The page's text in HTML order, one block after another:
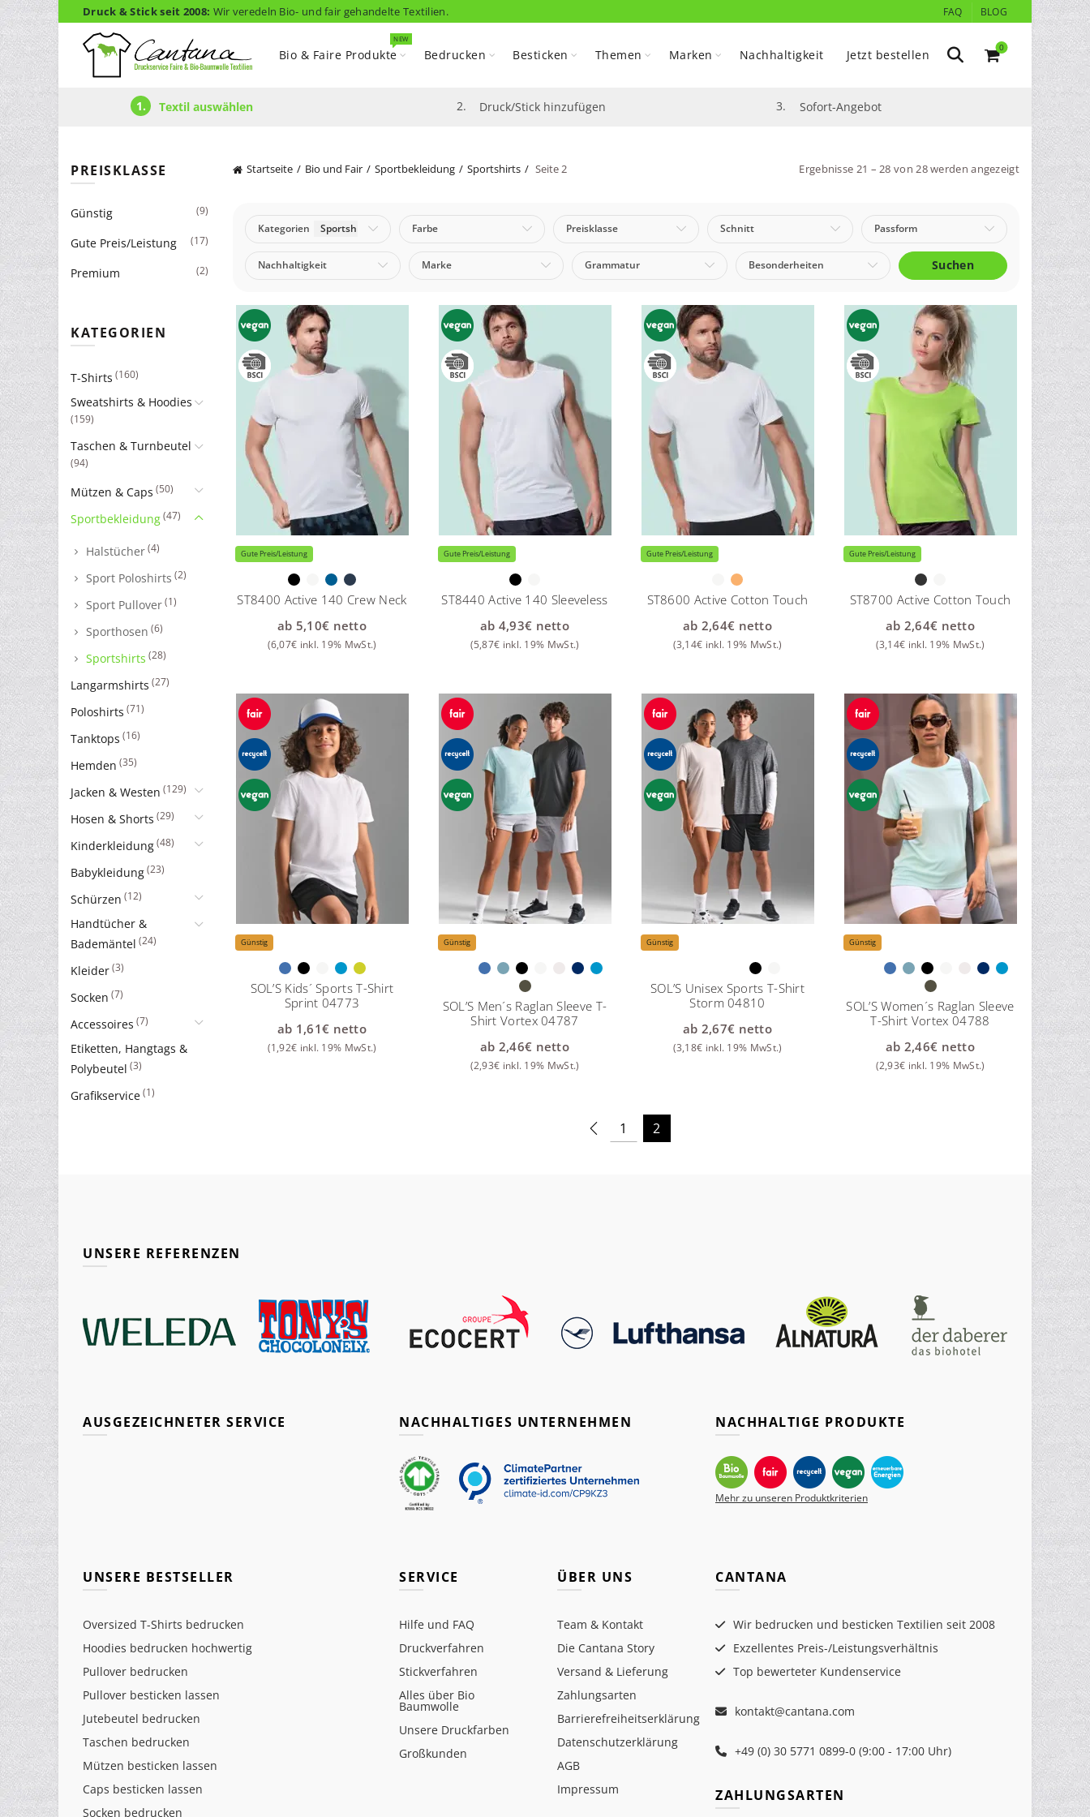
Druck & Stick seit 2008: Wir veredeln Bio- und fair gehandelte Textilien. FAQ BLOG
Bio & Faire Produkte
NEW
Bedrucken Besticken Themen Marken Nachhaltigkeit Jetzt bestellen 0
1. Textil auswählen 2. Druck/Stick hinzufügen 3. Sofort-Angebot
Startseite Bio und Fair Sportbekleidung Sportshirts Seite 2 Ergebnisse 21 – 28 von 28 werden angezeigt
Kategorien Sportshirts Farbe Preisklasse Schnitt Passform
Nachhaltigkeit Marke Grammatur Besonderheiten Suchen
Gute Preis/Leistung
ST8400 Active 140 Crew Neck
ab 5,10€ netto
(6,07€ inkl. 19% MwSt.)
Gute Preis/Leistung
ST8440 Active 140 Sleeveless
ab 4,93€ netto
(5,87€ inkl. 19% MwSt.)
Gute Preis/Leistung
ST8600 Active Cotton Touch
ab 2,64€ netto
(3,14€ inkl. 19% MwSt.)
Gute Preis/Leistung
ST8700 Active Cotton Touch
ab 2,64€ netto
(3,14€ inkl. 19% MwSt.)
Günstig
SOL’S Kids´ Sports T-Shirt
Sprint 04773
ab 1,61€ netto
(1,92€ inkl. 19% MwSt.)
Günstig
SOL’S Men´s Raglan Sleeve T-
Shirt Vortex 04787
ab 2,46€ netto
(2,93€ inkl. 19% MwSt.)
Günstig
SOL’S Unisex Sports T-Shirt
Storm 04810
ab 2,67€ netto
(3,18€ inkl. 19% MwSt.)
Günstig
SOL’S Women´s Raglan Sleeve
T-Shirt Vortex 04788
ab 2,46€ netto
(2,93€ inkl. 19% MwSt.)
1 2
PREISKLASSE
Günstig (9)
Gute Preis/Leistung (17)
Premium (2)
KATEGORIEN
T-Shirts (160)
Sweatshirts & Hoodies
(159)
Taschen & Turnbeutel
(94)
Mützen & Caps (50)
Sportbekleidung(47)
Halstücher(4)
Sport Poloshirts (2)
Sport Pullover(1)
Sporthosen (6)
Sportshirts (28)
Langarmshirts (27)
Poloshirts (71)
Tanktops (16)
Hemden (35)
Jacken & Westen (129)
Hosen & Shorts (29)
Kinderkleidung(48)
Babykleidung(23)
Schürzen (12)
Handtücher &
Bademäntel (24)
Kleider(3)
Socken (7)
Accessoires (7)
Etiketten, Hangtags &
Polybeutel (3)
Grafikservice(1)
UNSERE REFERENZEN
AUSGEZEICHNETER SERVICE NACHHALTIGES UNTERNEHMEN NACHHALTIGE PRODUKTE
Mehr zu unseren Produktkriterien
UNSERE BESTSELLER
Oversized T-Shirts bedrucken
Hoodies bedrucken hochwertig
Pullover bedrucken
Pullover besticken lassen
Jutebeutel bedrucken
Taschen bedrucken
Mützen besticken lassen
Caps besticken lassen
Socken bedrucken
SERVICE
Hilfe und FAQ
Druckverfahren
Stickverfahren
Alles über Bio
Baumwolle
Unsere Druckfarben
Großkunden
ÜBER UNS
Team & Kontakt
Die Cantana Story
Versand & Lieferung
Zahlungsarten
Barrierefreiheitserklärung
Datenschutzerklärung
AGB
Impressum
CANTANA
Wir bedrucken und besticken Textilien seit 2008
Exzellentes Preis-/Leistungsverhältnis
Top bewerteter Kundenservice
kontakt@cantana.com
+49 (0) 30 5771 0899-0 (9:00 - 17:00 Uhr)
ZAHLUNGSARTEN